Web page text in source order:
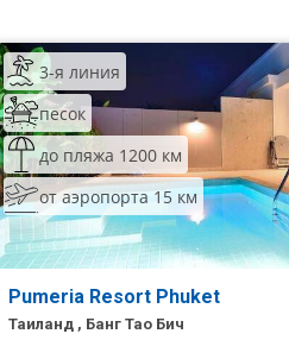
3-я линия
песок
до пляжа 1200 км
от аэропорта 15 км
Pumeria Resort Phuket
Таиланд , Банг Тао Бич